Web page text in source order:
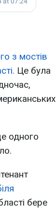
з мостів
Це була
одного
бере